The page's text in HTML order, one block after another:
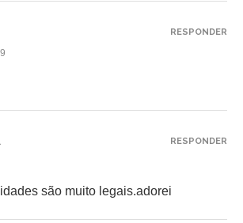
RESPONDER
são muito legais.adorei
RESPONDER